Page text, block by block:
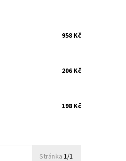
958 Kč
206 Kč
198 Kč
Stránka 1/1